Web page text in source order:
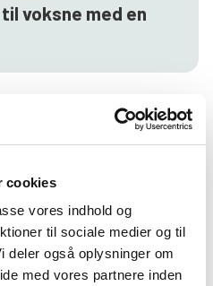
cookies
vores indhold og
til sociale medier og til
deler også oplysninger om
med vores partnere inden
voksne med en
god klage til